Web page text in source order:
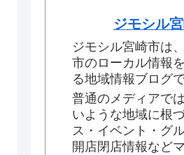
ジモシル
ジモシル宮崎市は
市のローカル情報
る地域情報ブログで
普通のメディアで
いような地域に根
ス・イベント・グ
開店閉店情報など